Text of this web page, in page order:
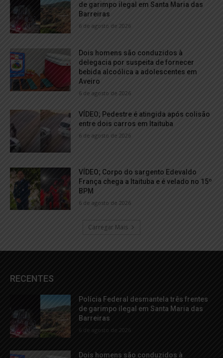
de garimpo ilegal em Santa Maria das
Barreiras
6 de agosto de 2026
Dois homens são conduzidos à
delegacia por suspeita de fornecer
bebida alcoólica a adolescentes em
Aveiro
6 de agosto de 2026
VÍDEO; Pedestre é atingida após colisão
entre dois carros em Itaituba
6 de agosto de 2026
VÍDEO; Corpo do sargento Edevaldo
França chega a Itaituba e é velado no 15º
BPM
6 de agosto de 2026
Carregar Mais
RECENTES
Polícia Federal desmantela três frentes
de garimpo ilegal em Santa Maria das
Barreiras
6 de agosto de 2026
Dois homens são conduzidos à